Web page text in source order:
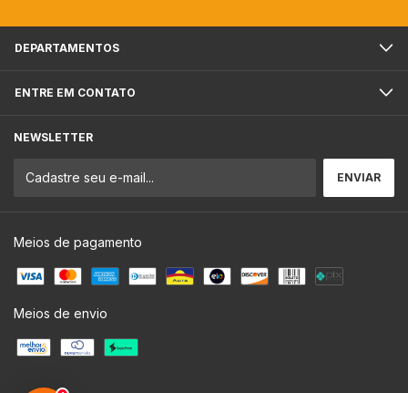
DEPARTAMENTOS
ENTRE EM CONTATO
NEWSLETTER
Meios de pagamento
Meios de envio